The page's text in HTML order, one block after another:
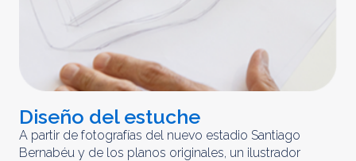
Diseño del estuche
A partir de fotografías del nuevo estadio Santiago
Bernabéu y de los planos originales, un ilustrador